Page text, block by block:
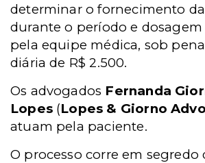
determinar o fornecimento
durante o período e dosagem
pela equipe médica, sob
diária de R$ 2.500.
Os advogados Fernanda
Lopes(Lopes & Giorno
atuam pela paciente.
O processo corre em segredo